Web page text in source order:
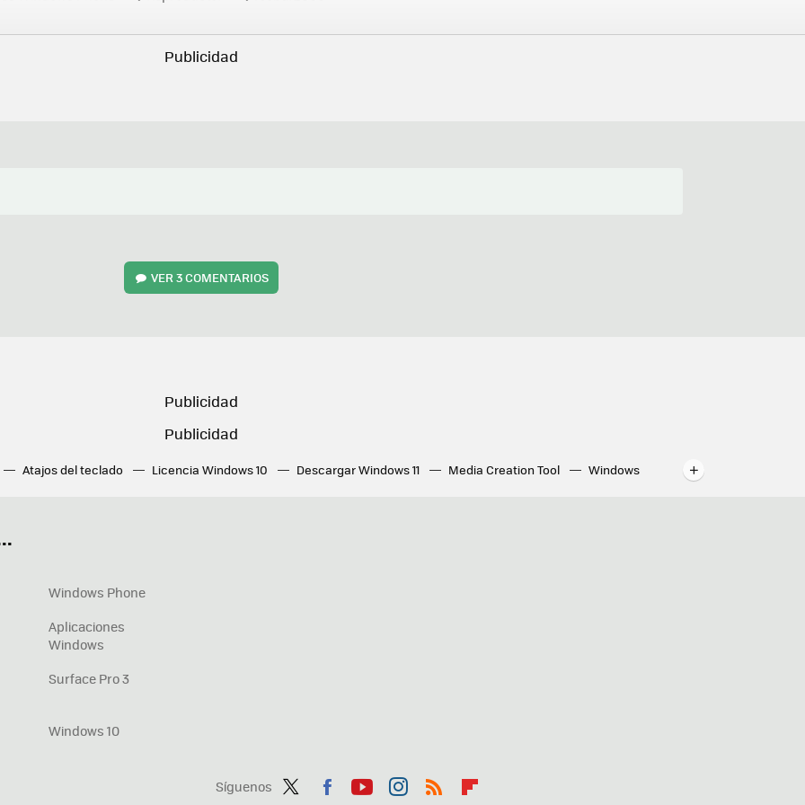
VER3 COMENTARIOS
Atajos del teclado Licencia Windows 10 Descargar Windows 11 Media Creation Tool
Windows
Síguenos
Windows Phone
Aplicaciones
Windows
Surface Pro 3
Windows 10